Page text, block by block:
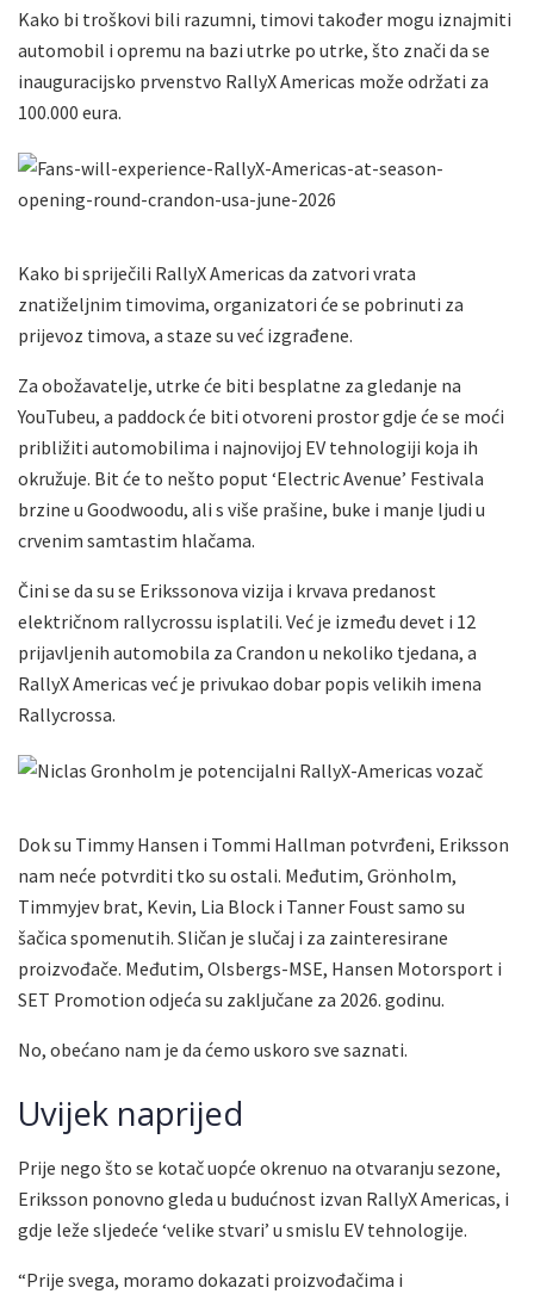
Kako bi troškovi bili razumni, timovi također mogu iznajmiti
automobil i opremu na bazi utrke po utrke, što znači da se
inauguracijsko prvenstvo RallyX Americas može održati za
100.000 eura.
Kako bi spriječili RallyX Americas da zatvori vrata
znatiželjnim timovima, organizatori će se pobrinuti za
prijevoz timova, a staze su već izgrađene.
Za obožavatelje, utrke će biti besplatne za gledanje na
YouTubeu, a paddock će biti otvoreni prostor gdje će se moći
približiti automobilima i najnovijoj EV tehnologiji koja ih
okružuje. Bit će to nešto poput ‘Electric Avenue’ Festivala
brzine u Goodwoodu, ali s više prašine, buke i manje ljudi u
crvenim samtastim hlačama.
Čini se da su se Erikssonova vizija i krvava predanost
električnom rallycrossu isplatili. Već je između devet i 12
prijavljenih automobila za Crandon u nekoliko tjedana, a
RallyX Americas već je privukao dobar popis velikih imena
Rallycrossa.
Dok su Timmy Hansen i Tommi Hallman potvrđeni, Eriksson
nam neće potvrditi tko su ostali. Međutim, Grönholm,
Timmyjev brat, Kevin, Lia Block i Tanner Foust samo su
šačica spomenutih. Sličan je slučaj i za zainteresirane
proizvođače. Međutim, Olsbergs-MSE, Hansen Motorsport i
SET Promotion odjeća su zaključane za 2026. godinu.
No, obećano nam je da ćemo uskoro sve saznati.
Uvijek naprijed
Prije nego što se kotač uopće okrenuo na otvaranju sezone,
Eriksson ponovno gleda u budućnost izvan RallyX Americas, i
gdje leže sljedeće ‘velike stvari’ u smislu EV tehnologije.
“Prije svega, moramo dokazati proizvođačima i